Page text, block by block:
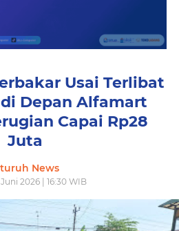
Usai Terlibat
Depan Alfamart
Capai Rp28
Juta
News
2026 | 16:30 WIB